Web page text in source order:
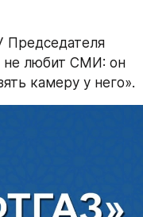
Председателя
не любит СМИ: он
камеру у него».